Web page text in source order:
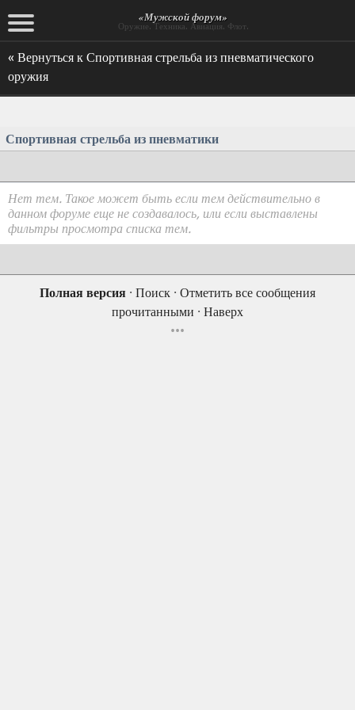
«Мужской форум»
Оружие. Техника. Авиация. Флот.
« Вернуться к Спортивная стрельба из пневматического
оружия
Спортивная стрельба из пневматики
Нет тем. Такое может быть если тем действительно в
данном форуме еще не создавалось, или если выставлены
фильтры просмотра списка тем.
Полная версия · Поиск · Отметить все сообщения
прочитанными · Наверх
•••